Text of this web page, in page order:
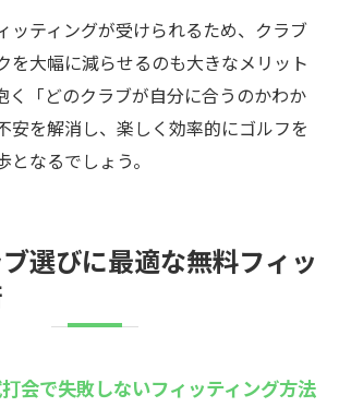
ッティングが受けられるため、クラブ
を大幅に減らせるのも大きなメリット
く「どのクラブが自分に合うのかわか
安を解消し、楽しく効率的にゴルフを
なるでしょう。
選びに最適な無料フィッ
会で失敗しないフィッティング方法